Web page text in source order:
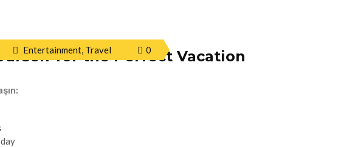
Entertainment, Travel 0
for the Perfect Vacation